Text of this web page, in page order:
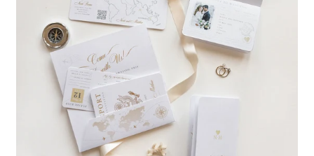
0
Mein Einkaufswagen
Wiedergabe